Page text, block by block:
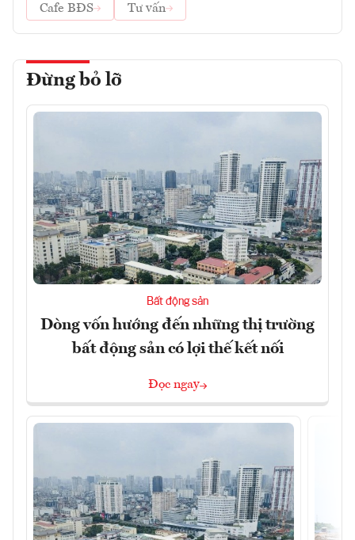
Cafe BĐS
Tư vấn
Đừng bỏ lỡ
Bất động sản
Dòng vốn hướng đến những thị trường
bất động sản có lợi thế kết nối
Đọc ngay